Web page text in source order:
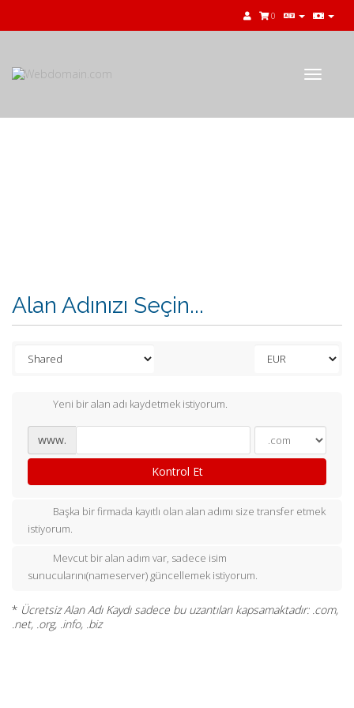
0
Toggle
Alan Adınızı Seçin...
Yeni bir alan adı kaydetmek istiyorum.
www.
Kontrol Et
Başka bir firmada kayıtlı olan alan adımı size transfer etmek
istiyorum.
Mevcut bir alan adım var, sadece isim
sunucularını(nameserver) güncellemek istiyorum.
* Ücretsiz Alan Adı Kaydı sadece bu uzantıları kapsamaktadır: .com,
.net, .org, .info, .biz